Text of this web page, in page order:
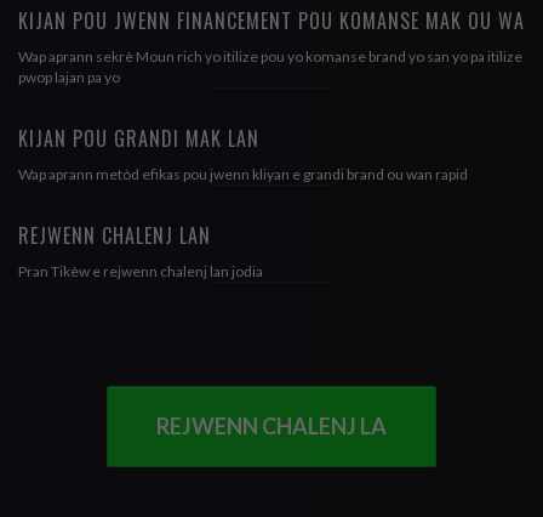
KIJAN POU JWENN FINANCEMENT POU KOMANSE MAK OU WA
Wap aprann sekrè Moun rich yo itilize pou yo komanse brand yo san yo pa itilize
pwop lajan pa yo
KIJAN POU GRANDI MAK LAN
Wap aprann metòd efikas pou jwenn kliyan e grandi brand ou wan rapid
REJWENN CHALENJ LAN
Pran Tikèw e rejwenn chalenj lan jodia
REJWENN CHALENJ LA